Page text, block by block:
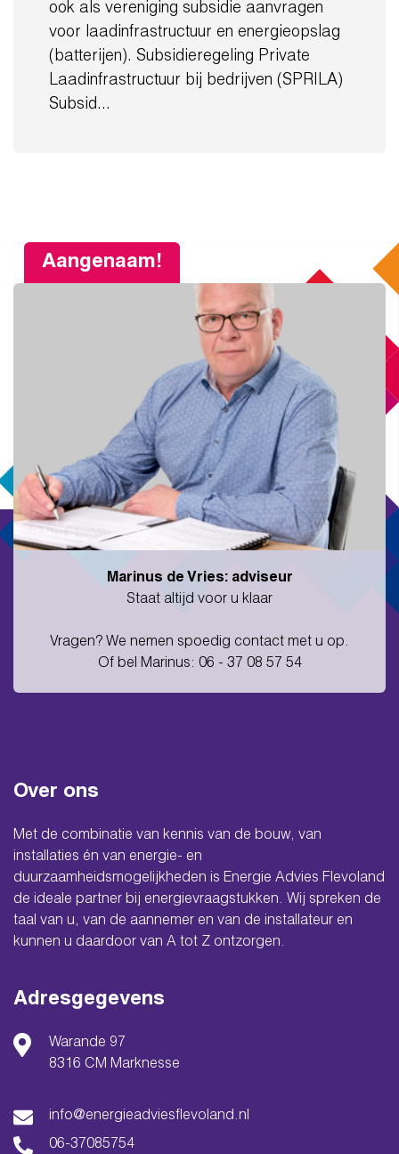
ook als vereniging subsidie aanvragen
voor laadinfrastructuur en energieopslag
(batterijen). Subsidieregeling Private
Laadinfrastructuur bij bedrijven (SPRILA)
Subsid...
Aangenaam!
Marinus de Vries: adviseur
Staat altijd voor u klaar
Vragen? We nemen spoedig contact met u op.
Of bel Marinus: 06 - 37 08 57 54
Over ons
Met de combinatie van kennis van de bouw, van
installaties én van energie- en
duurzaamheidsmogelijkheden is Energie Advies Flevoland
de ideale partner bij energievraagstukken. Wij spreken de
taal van u, van de aannemer en van de installateur en
kunnen u daardoor van A tot Z ontzorgen.
Adresgegevens
Warande 97
8316 CM Marknesse
info@energieadviesflevoland.nl
06-37085754